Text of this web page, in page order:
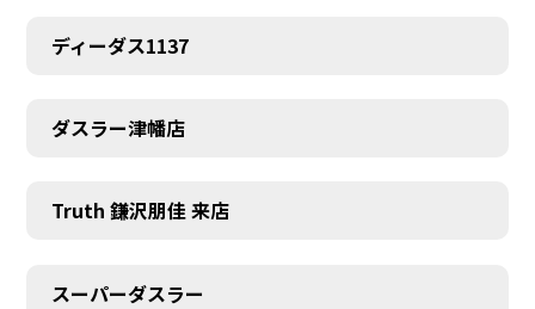
ディーダス1137
ダスラー津幡店
Truth 鎌沢朋佳 来店
スーパーダスラー